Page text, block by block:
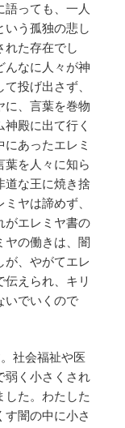
っても、一人
いう孤独の悲し
れた存在でし
んなに人々が神
投げ出さず、
に、言葉を巻物
殿に出て行く
あったエレミ
葉を人々に知ら
道な王に焼き捨
ヤは諦めず、
がエレミヤ書の
ヤの働きは、闇
が、やがてエレ
えられ、キリ
いでいくので
社会福祉や医
弱く小さくされ
した。わたした
す闇の中に小さ